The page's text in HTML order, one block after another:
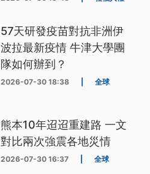
57天研發疫苗對抗非洲伊
波拉最新疫情 牛津大學團
隊如何辦到？
2026-07-30 18:38 全球
熊本10年迢迢重建路 一文
對比兩次強震各地災情
2026-07-30 16:37 全球